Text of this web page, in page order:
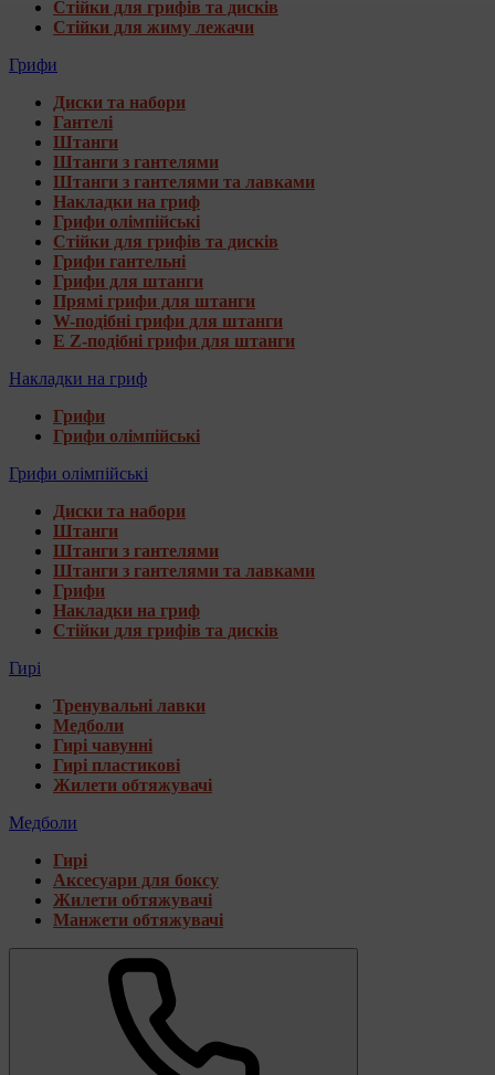
Стійки для грифів та дисків
Стійки для жиму лежачи
Грифи
Диски та набори
Гантелі
Штанги
Штанги з гантелями
Штанги з гантелями та лавками
Накладки на гриф
Грифи олімпійські
Стійки для грифів та дисків
Грифи гантельні
Грифи для штанги
Прямі грифи для штанги
W-подібні грифи для штанги
E Z-подібні грифи для штанги
Накладки на гриф
Грифи
Грифи олімпійські
Грифи олімпійські
Диски та набори
Штанги
Штанги з гантелями
Штанги з гантелями та лавками
Грифи
Накладки на гриф
Стійки для грифів та дисків
Гирі
Тренувальні лавки
Медболи
Гирі чавунні
Гирі пластикові
Жилети обтяжувачі
Медболи
Гирі
Аксесуари для боксу
Жилети обтяжувачі
Манжети обтяжувачі